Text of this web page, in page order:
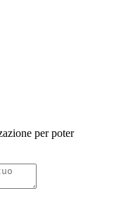
per poter